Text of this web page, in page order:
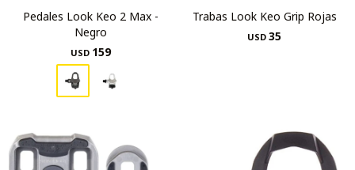
Pedales Look Keo 2 Max -
Negro
USD 159
Trabas Look Keo Grip Rojas
USD 35